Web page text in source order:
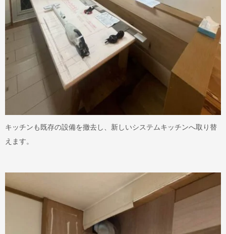
キッチンも既存の設備を撤去し、新しいシステムキッチンへ取り替
えます。